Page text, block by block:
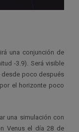
una conjunción de
-3.9). Será visible
desde poco después
el horizonte poco
una simulación con
Venus el día 28 de